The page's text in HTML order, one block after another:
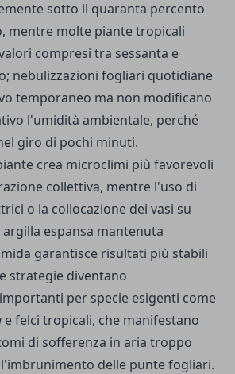
sotto il quaranta percento
mentre molte piante tropicali
compresi tra sessanta e
nebulizzazioni fogliari quotidiane
temporaneo ma non modificano
l'umidità ambientale, perché
giro di pochi minuti.
crea microclimi più favorevoli
collettiva, mentre l'uso di
o la collocazione dei vasi su
espansa mantenuta
garantisce risultati più stabili
strategie diventano
per specie esigenti come
e felci tropicali, che manifestano
di sofferenza in aria troppo
delle punte fogliari.